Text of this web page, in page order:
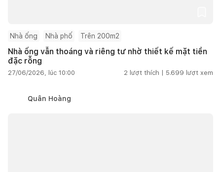
Nhà ống Nhà phố Trên 200m2
Nhà ống vẫn thoáng và riêng tư nhờ thiết kế mặt tiền
đặc rỗng
27/06/2026, lúc 10:00 2 lượt thích | 5.699 lượt xem
Quân Hoàng